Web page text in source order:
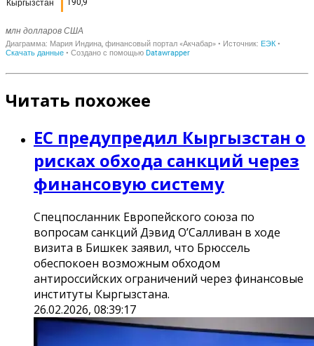
Читать похожее
ЕС предупредил Кыргызстан о
рисках обхода санкций через
финансовую систему
Спецпосланник Европейского союза по
вопросам санкций Дэвид О’Салливан в ходе
визита в Бишкек заявил, что Брюссель
обеспокоен возможным обходом
антироссийских ограничений через финансовые
институты Кыргызстана.
26.02.2026, 08:39:17